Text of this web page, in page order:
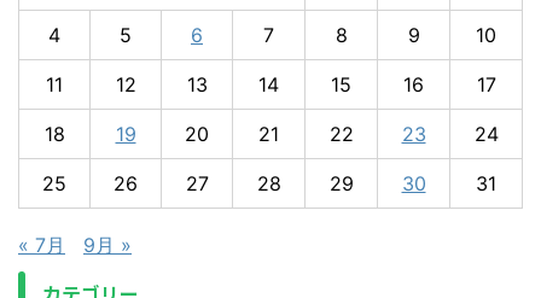
4 5 6 7 8 9 10
11 12 13 14 15 16 17
18 19 20 21 22 23 24
25 26 27 28 29 30 31
« 7月 9月 »